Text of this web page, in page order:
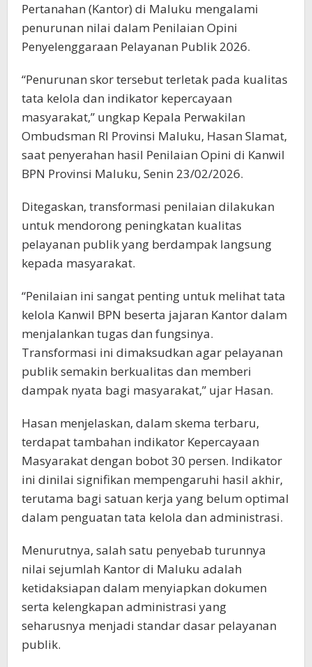
Pertanahan (Kantor) di Maluku mengalami
penurunan nilai dalam Penilaian Opini
Penyelenggaraan Pelayanan Publik 2026.
“Penurunan skor tersebut terletak pada kualitas
tata kelola dan indikator kepercayaan
masyarakat,” ungkap Kepala Perwakilan
Ombudsman RI Provinsi Maluku, Hasan Slamat,
saat penyerahan hasil Penilaian Opini di Kanwil
BPN Provinsi Maluku, Senin 23/02/2026.
Ditegaskan, transformasi penilaian dilakukan
untuk mendorong peningkatan kualitas
pelayanan publik yang berdampak langsung
kepada masyarakat.
“Penilaian ini sangat penting untuk melihat tata
kelola Kanwil BPN beserta jajaran Kantor dalam
menjalankan tugas dan fungsinya.
Transformasi ini dimaksudkan agar pelayanan
publik semakin berkualitas dan memberi
dampak nyata bagi masyarakat,” ujar Hasan.
Hasan menjelaskan, dalam skema terbaru,
terdapat tambahan indikator Kepercayaan
Masyarakat dengan bobot 30 persen. Indikator
ini dinilai signifikan mempengaruhi hasil akhir,
terutama bagi satuan kerja yang belum optimal
dalam penguatan tata kelola dan administrasi.
Menurutnya, salah satu penyebab turunnya
nilai sejumlah Kantor di Maluku adalah
ketidaksiapan dalam menyiapkan dokumen
serta kelengkapan administrasi yang
seharusnya menjadi standar dasar pelayanan
publik.